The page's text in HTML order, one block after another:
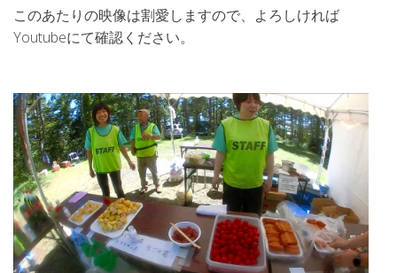
このあたりの映像は割愛しますので、よろしければ
Youtubeにて確認ください。